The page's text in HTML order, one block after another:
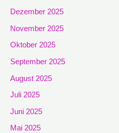
Dezember 2025
November 2025
Oktober 2025
September 2025
August 2025
Juli 2025
Juni 2025
Mai 2025